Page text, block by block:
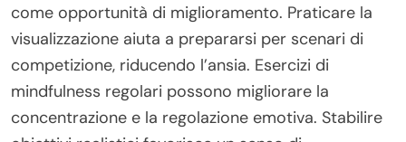
come opportunità di miglioramento. Praticare la
visualizzazione aiuta a prepararsi per scenari di
competizione, riducendo l’ansia. Esercizi di
mindfulness regolari possono migliorare la
concentrazione e la regolazione emotiva. Stabilire